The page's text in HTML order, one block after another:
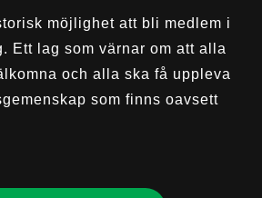
möjlighet att bli medlem i
Ett lag som värnar om att alla
och alla ska få uppleva
som finns oavsett